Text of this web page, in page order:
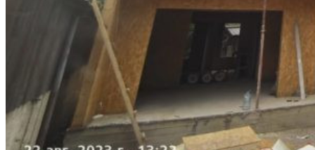
Калуга
Белгород
Чита
Грозный
Волжский
Смоленск
Подольск
Вологда
Курган
Череповец
Архангельск